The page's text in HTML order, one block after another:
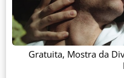
Gratuita, Mostra da